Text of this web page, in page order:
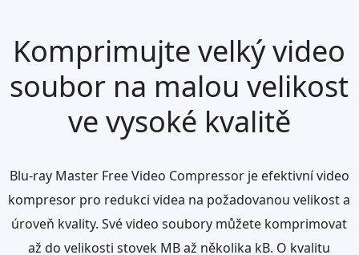
Komprimujte velký video
soubor na malou velikost
ve vysoké kvalitě
Blu-ray Master Free Video Compressor je efektivní video
kompresor pro redukci videa na požadovanou velikost a
úroveň kvality. Své video soubory můžete komprimovat
až do velikosti stovek MB až několika kB. O kvalitu